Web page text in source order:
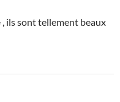
, ils sont tellement beaux